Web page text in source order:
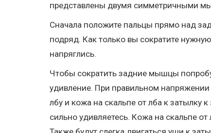
представлены двумя симметричными
Сначала положите пальцы прямо над
подряд. Как только вы сократите
напряглись.
Чтобы сократить задние мышцы
удивление. При правильном напряжении
лбу и кожа на скальпе от лба к
сильно удивляетесь. Кожа на скальпе